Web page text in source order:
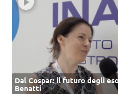
Dal Cospar: il futuro degli
Benatti